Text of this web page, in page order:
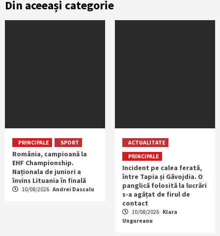
Din aceeași categorie
PRINCIPALE SPORT
România, campioană la
EHF Championship.
Naționala de juniori a
învins Lituania în finală
10/08/2026 Andrei Dascalu
ACTUALITATE
PRINCIPALE
Incident pe calea ferată,
între Tapia și Găvojdia. O
panglică folosită la lucrări
s-a agățat de firul de
contact
10/08/2026 Klara
Ungureanu